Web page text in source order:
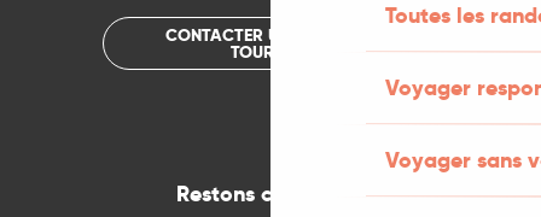
Toutes les
Voyager
Voyager sans
CONTACTER UN OFFICE DE
TOURISME
Restons connectés